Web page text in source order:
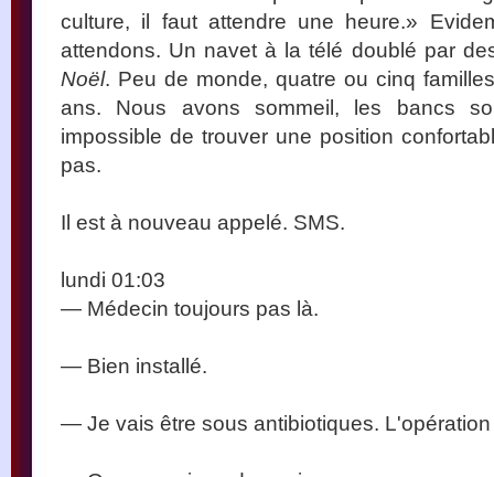
culture, il faut attendre une heure.»
attendons. Un navet à la télé doublé par
Noël. Peu de monde, quatre ou cinq
ans. Nous avons sommeil, les bancs
impossible de trouver une position
pas.
Il est à nouveau appelé. SMS.
lundi 01:03
— Médecin toujours pas là.
— Bien installé.
— Je vais être sous antibiotiques.